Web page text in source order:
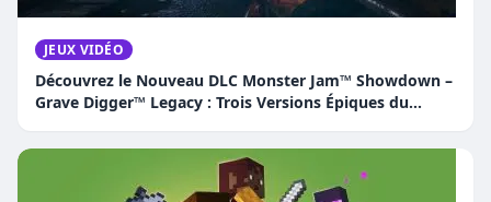
JEUX VIDÉO
Découvrez le Nouveau DLC Monster Jam™ Showdown –
Grave Digger™ Legacy : Trois Versions Épiques du